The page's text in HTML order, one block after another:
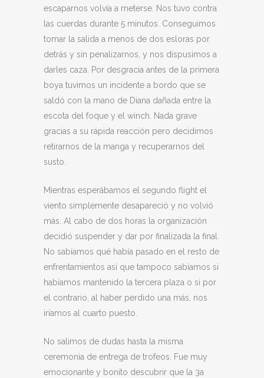
escaparnos volvía a meterse. Nos tuvo contra
las cuerdas durante 5 minutos. Conseguimos
tomar la salida a menos de dos esloras por
detrás y sin penalizarnos, y nos dispusimos a
darles caza. Por desgracia antes de la primera
boya tuvimos un incidente a bordo que se
saldó con la mano de Diana dañada entre la
escota del foque y el winch. Nada grave
gracias a su rápida reacción pero decidimos
retirarnos de la manga y recuperarnos del
susto.
Mientras esperábamos el segundo flight el
viento simplemente desapareció y no volvió
más. Al cabo de dos horas la organización
decidió suspender y dar por finalizada la final.
No sabíamos qué había pasado en el resto de
enfrentamientos así que tampoco sabíamos si
habíamos mantenido la tercera plaza o si por
el contrario, al haber perdido una más, nos
iríamos al cuarto puesto.
No salimos de dudas hasta la misma
ceremonia de entrega de trofeos. Fue muy
emocionante y bonito descubrir que la 3a